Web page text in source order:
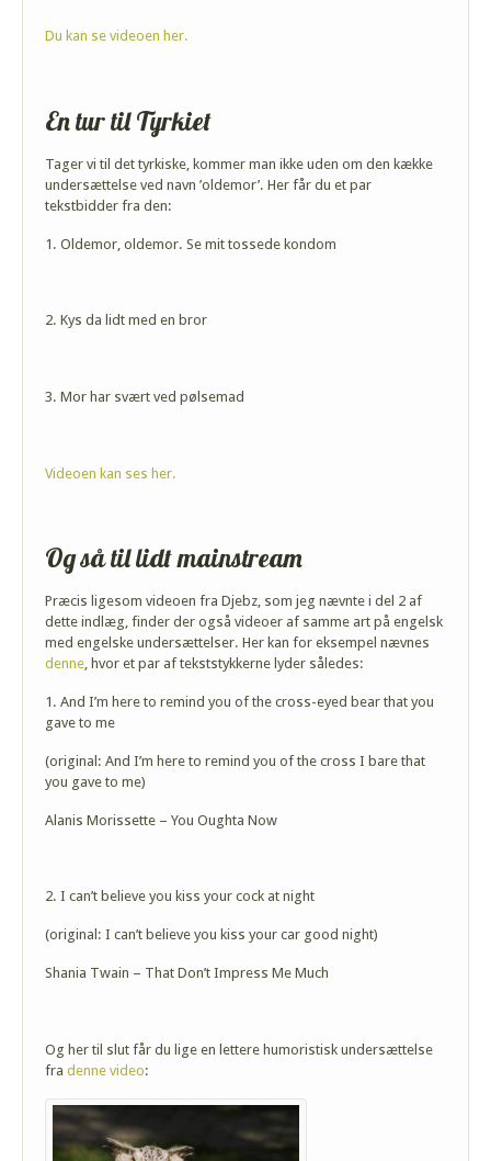
Du kan se videoen her.
En tur til Tyrkiet
Tager vi til det tyrkiske, kommer man ikke uden om den kække
undersættelse ved navn ’oldemor’. Her får du et par
tekstbidder fra den:
1. Oldemor, oldemor. Se mit tossede kondom
2. Kys da lidt med en bror
3. Mor har svært ved pølsemad
Videoen kan ses her.
Og så til lidt mainstream
Præcis ligesom videoen fra Djebz, som jeg nævnte i del 2 af
dette indlæg, finder der også videoer af samme art på engelsk
med engelske undersættelser. Her kan for eksempel nævnes
denne, hvor et par af tekststykkerne lyder således:
1. And I’m here to remind you of the cross-eyed bear that you
gave to me
(original: And I’m here to remind you of the cross I bare that
you gave to me)
Alanis Morissette – You Oughta Now
2. I can’t believe you kiss your cock at night
(original: I can’t believe you kiss your car good night)
Shania Twain – That Don’t Impress Me Much
Og her til slut får du lige en lettere humoristisk undersættelse
fra denne video: